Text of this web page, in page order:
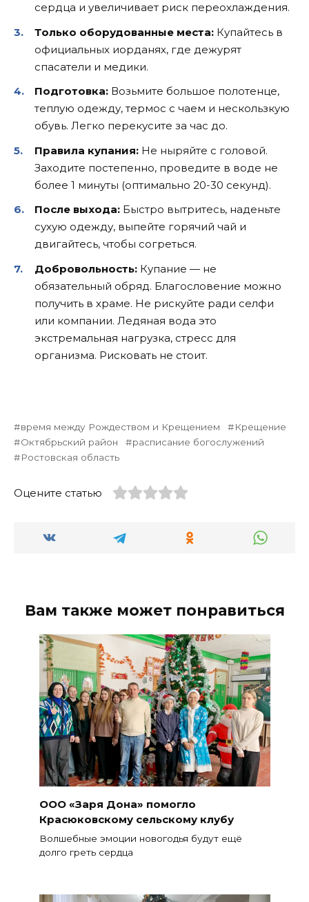
сердца и увеличивает риск переохлаждения.
Только оборудованные места: Купайтесь в
официальных иорданях, где дежурят
спасатели и медики.
Подготовка: Возьмите большое полотенце,
теплую одежду, термос с чаем и нескользкую
обувь. Легко перекусите за час до.
Правила купания: Не ныряйте с головой.
Заходите постепенно, проведите в воде не
более 1 минуты (оптимально 20-30 секунд).
После выхода: Быстро вытритесь, наденьте
сухую одежду, выпейте горячий чай и
двигайтесь, чтобы согреться.
Добровольность: Купание — не
обязательный обряд. Благословение можно
получить в храме. Не рискуйте ради селфи
или компании. Ледяная вода это
экстремальная нагрузка, стресс для
организма. Рисковать не стоит.
время между Рождеством и Крещением
Крещение
Октябрьский район
расписание богослужений
Ростовская область
Оцените статью
Вам также может понравиться
ООО «Заря Дона» помогло
Красюковскому сельскому клубу
Волшебные эмоции новогодья будут ещё
долго греть сердца